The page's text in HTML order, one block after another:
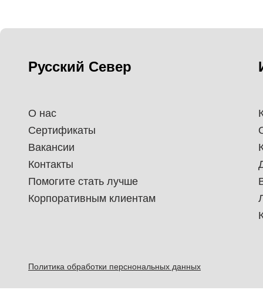
Русский Север
О нас
Сертификаты
Вакансии
Контакты
Помогите стать лучше
Корпоративным клиентам
Политика обработки перснональных данных